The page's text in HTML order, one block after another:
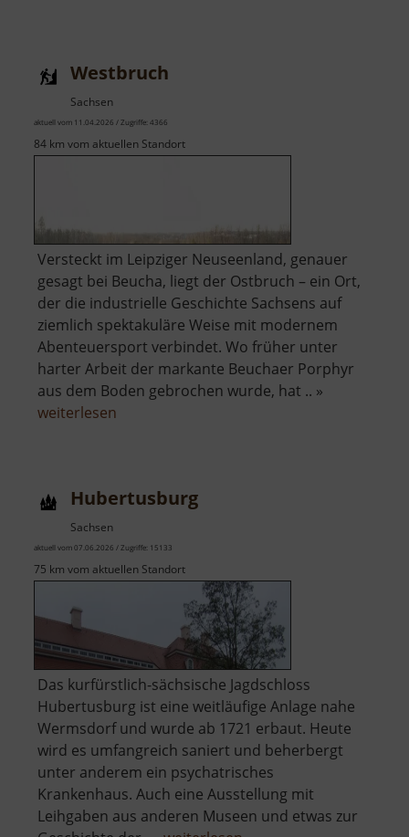
Westbruch
Sachsen
aktuell vom 11.04.2026 / Zugriffe: 4366
84 km vom aktuellen Standort
Versteckt im Leipziger Neuseenland, genauer
gesagt bei Beucha, liegt der Ostbruch – ein Ort,
der die industrielle Geschichte Sachsens auf
ziemlich spektakuläre Weise mit modernem
Abenteuersport verbindet. Wo früher unter
harter Arbeit der markante Beuchaer Porphyr
aus dem Boden gebrochen wurde, hat .. »
weiterlesen
Hubertusburg
Sachsen
aktuell vom 07.06.2026 / Zugriffe: 15133
75 km vom aktuellen Standort
Das kurfürstlich-sächsische Jagdschloss
Hubertusburg ist eine weitläufige Anlage nahe
Wermsdorf und wurde ab 1721 erbaut. Heute
wird es umfangreich saniert und beherbergt
unter anderem ein psychatrisches
Krankenhaus. Auch eine Ausstellung mit
Leihgaben aus anderen Museen und etwas zur